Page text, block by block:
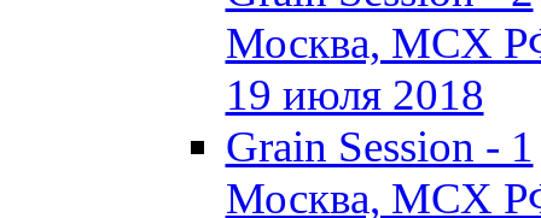
Москва, МСХ
19 июля 2018
Grain Session - 1
Москва, МСХ